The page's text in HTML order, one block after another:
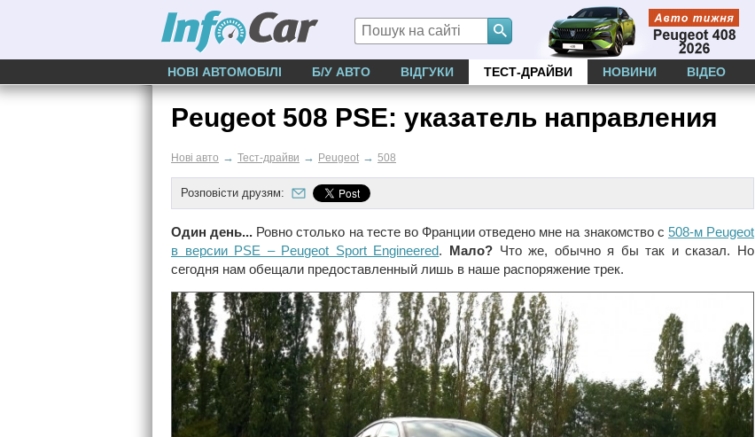
НОВІ АВТОМОБІЛІ Б/У АВТО ВІДГУКИ ТЕСТ-ДРАЙВИ НОВИНИ ВІДЕО
Peugeot 508 PSE: указатель направления
Нові авто → Тест-драйви → Peugeot → 508
Розповісти друзям:
Один день... Ровно столько на тесте во Франции отведено мне на знакомство с 508-м Peugeot
в версии PSE – Peugeot Sport Engineered. Мало?Что же, обычно я бы так и сказал. Но
сегодня нам обещали предоставленный лишь в наше распоряжение трек.